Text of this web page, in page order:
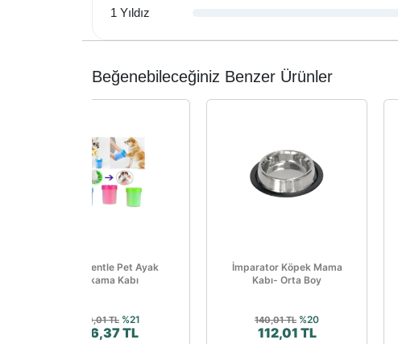
1 Yıldız
Beğenebileceğiniz Benzer Ürünler
Soft Gentle Pet Ayak
Yıkama Kabı
110,01 TL %21
86,37 TL
İmparator Köpek Mama
Kabı- Orta Boy
140,01 TL %20
112,01 TL